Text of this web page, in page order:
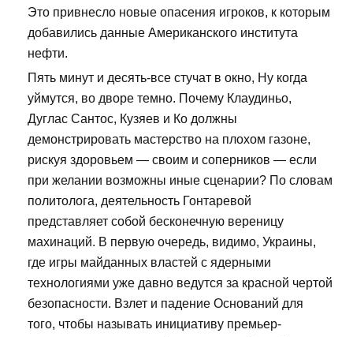
Это привнесло новые опасения игроков, к которым
добавились данные Американского института
нефти.
Пять минут и десять-все стучат в окно, Ну когда
уймутся, во дворе темно. Почему Клаудиньо,
Дуглас Сантос, Кузяев и Ко должны
демонстрировать мастерство на плохом газоне,
рискуя здоровьем — своим и соперников — если
при желании возможны иные сценарии? По словам
политолога, деятельность Гонтаревой
представляет собой бесконечную вереницу
махинаций. В первую очередь, видимо, Украины,
где игры майданных властей с ядерными
технологиями уже давно ведутся за красной чертой
безопасности. Взлет и падение Оснований для
того, чтобы называть инициативу премьер-